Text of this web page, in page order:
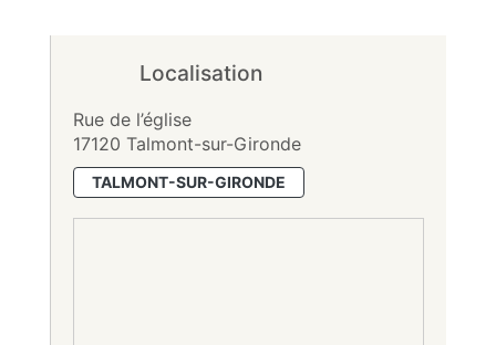
Localisation
Rue de l’église
17120 Talmont-sur-Gironde
TALMONT-SUR-GIRONDE